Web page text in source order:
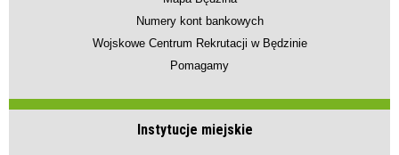
Numery kont bankowych
Wojskowe Centrum Rekrutacji w Będzinie
Pomagamy
Instytucje miejskie